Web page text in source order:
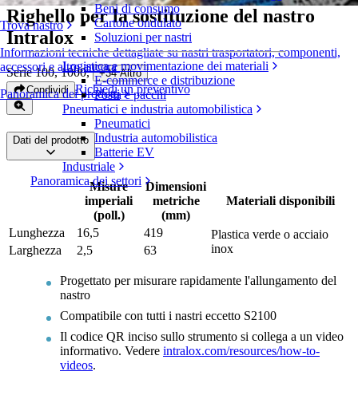
Trova nastro
Informazioni tecniche dettagliate su nastri trasportatori, componenti,
accessori e altro ancora
Panoramica dei prodotti
Beni di consumo
Cartone ondulato
Soluzioni per nastri
Logistica e movimentazione dei materiali
E-commerce e distribuzione
Posta e pacchi
Pneumatici e industria automobilistica
Pneumatici
Industria automobilistica
Batterie EV
Industriale
Panoramica dei settori
Righello per la sostituzione del nastro
Intralox
Serie 100, 1000, +34 Altro
Condividi Richiedi un preventivo
Dati del prodotto
Misure
imperiali
(poll.)
Dimensioni
metriche
(mm)
Materiali disponibili
Lunghezza 16,5 419
Plastica verde o acciaio
inox
Larghezza 2,5 63
Progettato per misurare rapidamente l'allungamento del
nastro
Compatibile con tutti i nastri eccetto S2100
Il codice QR inciso sullo strumento si collega a un video
informativo. Vedere intralox.com/resources/how-to-
videos.